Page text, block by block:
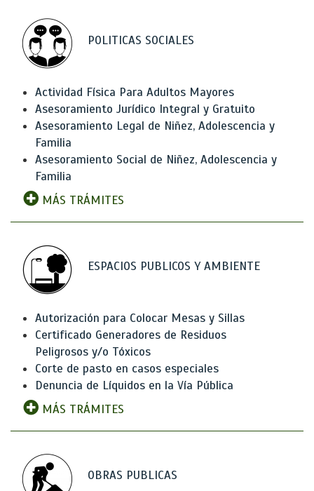
POLITICAS SOCIALES
Actividad Física Para Adultos Mayores
Asesoramiento Jurídico Integral y Gratuito
Asesoramiento Legal de Niñez, Adolescencia y
Familia
Asesoramiento Social de Niñez, Adolescencia y
Familia
MÁS TRÁMITES
ESPACIOS PUBLICOS Y AMBIENTE
Autorización para Colocar Mesas y Sillas
Certificado Generadores de Residuos
Peligrosos y/o Tóxicos
Corte de pasto en casos especiales
Denuncia de Líquidos en la Vía Pública
MÁS TRÁMITES
OBRAS PUBLICAS